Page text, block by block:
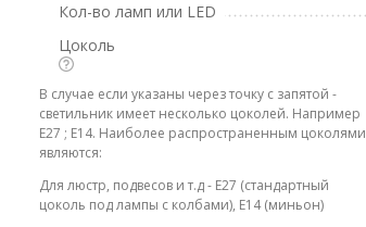
Кол-во ламп или LED
Цоколь
В случае если указаны через точку с запятой -
светильник имеет несколько цоколей. Например
E27 ; E14. Наиболее распространенным цоколями
являются:
Для люстр, подвесов и т.д - E27 (стандартный
цоколь под лампы с колбами), E14 (миньон)